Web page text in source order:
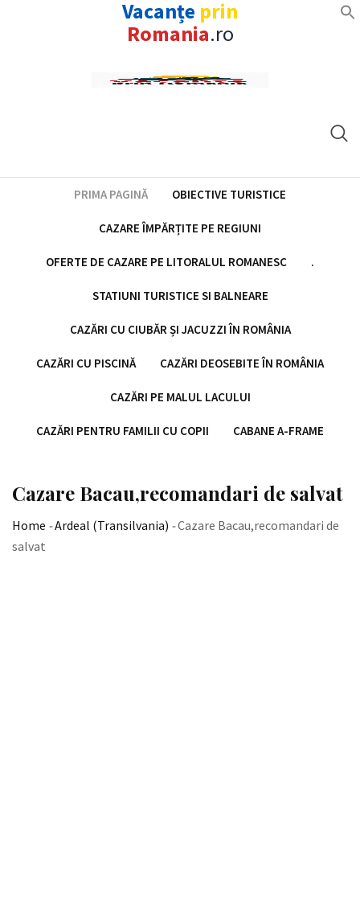
Vacanțe prin
Romania.ro
PRIMA PAGINĂ OBIECTIVE TURISTICE
CAZARE ÎMPĂRȚITE PE REGIUNI
OFERTE DE CAZARE PE LITORALUL ROMANESC .
STATIUNI TURISTICE SI BALNEARE
CAZĂRI CU CIUBĂR ȘI JACUZZI ÎN ROMÂNIA
CAZĂRI CU PISCINĂ CAZĂRI DEOSEBITE ÎN ROMÂNIA
CAZĂRI PE MALUL LACULUI
CAZĂRI PENTRU FAMILII CU COPII CABANE A-FRAME
Cazare Bacau,recomandari de salvat
Home -Ardeal (Transilvania) -Cazare Bacau,recomandari de
salvat